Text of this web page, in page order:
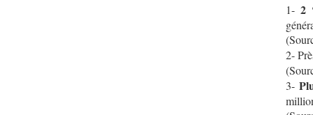
1- 2
2-
3-